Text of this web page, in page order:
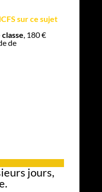
sur ce sujet
, 180 €
de
jours,